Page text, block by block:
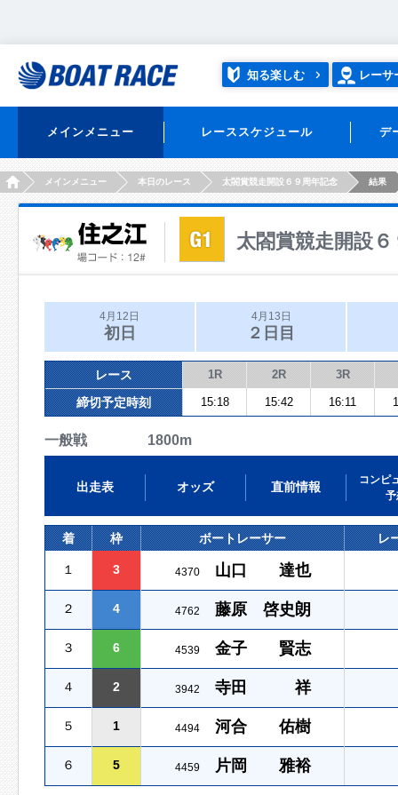
知る楽しむ レーサ
メインメニュー レーススケジュール デ
HOMEメインメニュー 本日のレース 太閤賞競走開設６９周年記念 結果
太閤賞競走開設
4月12日
初日
4月13日
２日目
レース 1R 2R 3R
締切予定時刻 15:18 15:42 16:11
一般戦 1800m
出走表 オッズ 直前情報
コンピ
予
着 枠 ボートレーサー レ
１ 3 4370 山口 達也
２ 4 4762 藤原 啓史朗
３ 6 4539 金子 賢志
４ 2 3942 寺田 祥
５ 1 4494 河合 佑樹
６ 5 4459 片岡 雅裕